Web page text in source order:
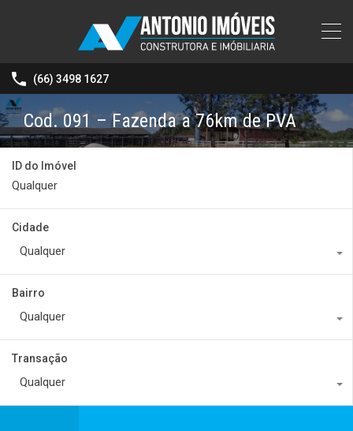
(66) 3498 1627
Cod. 091 – Fazenda a 76km de PVA
ID do Imóvel
Cidade
Qualquer
Bairro
Qualquer
Transação
Qualquer